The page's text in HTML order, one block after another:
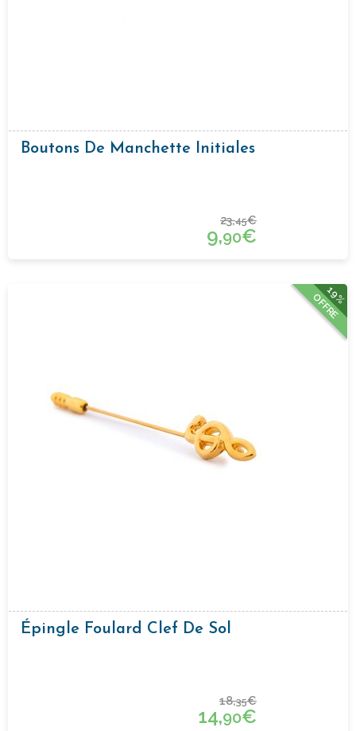
Boutons De Manchette Initiales
23,45€
9,90€
19%
OFFRE
Épingle Foulard Clef De Sol
18,35€
14,90€